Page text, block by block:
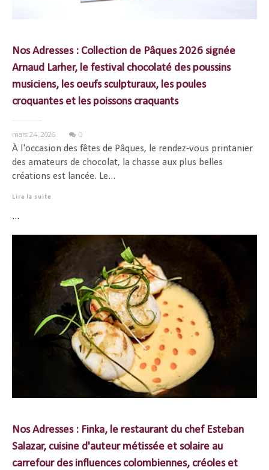
Nos Adresses : Collection de Pâques 2026 signée
Arnaud Larher, le festival chocolaté des poussins
musiciens, les oeufs sculpturaux, les poules
croquantes et les poissons craquants
mars 24, 2026 0
À l'occasion des fêtes de Pâques, le rendez-vous printanier
des amateurs de chocolat, la chasse aux plus belles
créations est lancée. Le...
Lire la suite
...
Nos Adresses : Finka, le restaurant du chef Esteban
Salazar, cuisine d'auteur métissée et solaire au
carrefour des influences colombiennes, créoles et